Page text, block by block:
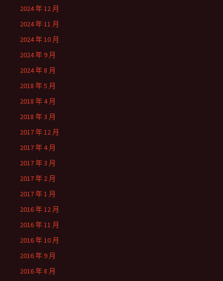
2024 年 12 月
2024 年 11 月
2024 年 10 月
2024 年 9 月
2024 年 8 月
2018 年 5 月
2018 年 4 月
2018 年 3 月
2017 年 12 月
2017 年 4 月
2017 年 3 月
2017 年 2 月
2017 年 1 月
2016 年 12 月
2016 年 11 月
2016 年 10 月
2016 年 9 月
2016 年 8 月